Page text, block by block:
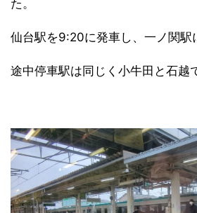
た。
仙台駅を9:20に発車し、一ノ関駅
途中停車駅は同じく小牛田と石越